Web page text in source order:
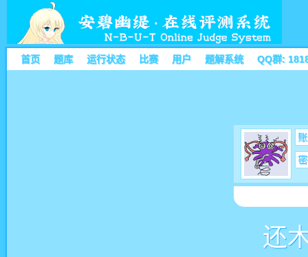
首页 题库 运行状态 比赛 用户 题解系统 QQ群:
还